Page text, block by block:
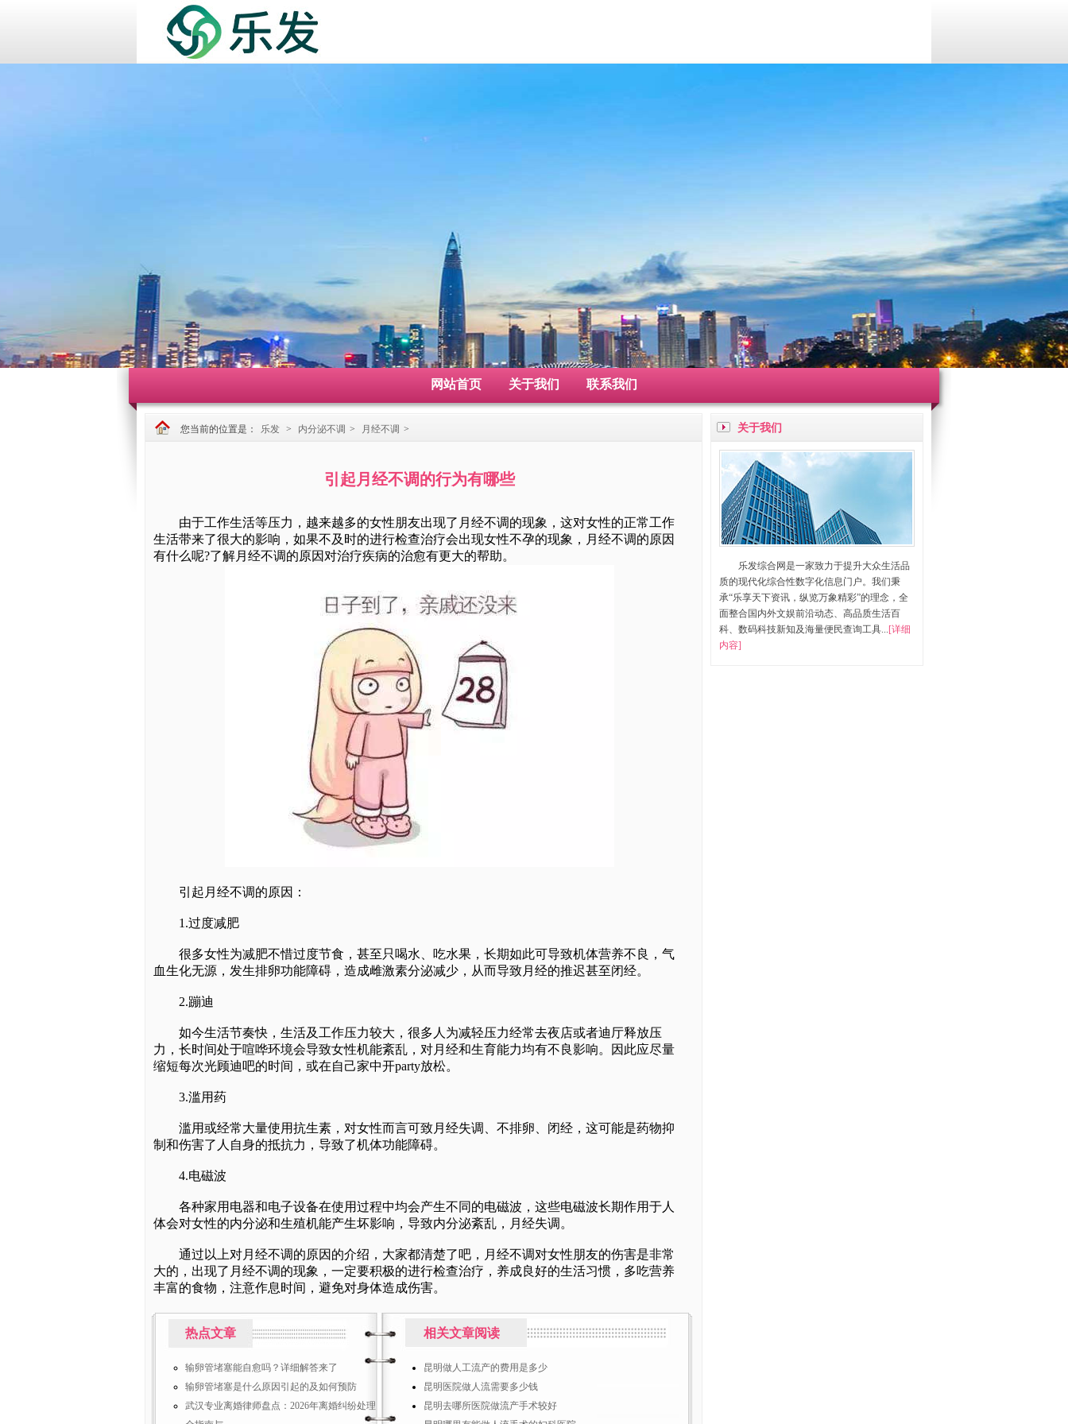
网站首页 关于我们 联系我们
您当前的位置是： 乐发 > 内分泌不调 > 月经不调 >
引起月经不调的行为有哪些
由于工作生活等压力，越来越多的女性朋友出现了月经不调的现象，这对女性的正常工作
生活带来了很大的影响，如果不及时的进行检查治疗会出现女性不孕的现象，月经不调的原因
有什么呢?了解月经不调的原因对治疗疾病的治愈有更大的帮助。
引起月经不调的原因：
1.过度减肥
很多女性为减肥不惜过度节食，甚至只喝水、吃水果，长期如此可导致机体营养不良，气
血生化无源，发生排卵功能障碍，造成雌激素分泌减少，从而导致月经的推迟甚至闭经。
2.蹦迪
如今生活节奏快，生活及工作压力较大，很多人为减轻压力经常去夜店或者迪厅释放压
力，长时间处于喧哗环境会导致女性机能紊乱，对月经和生育能力均有不良影响。因此应尽量
缩短每次光顾迪吧的时间，或在自己家中开party放松。
3.滥用药
滥用或经常大量使用抗生素，对女性而言可致月经失调、不排卵、闭经，这可能是药物抑
制和伤害了人自身的抵抗力，导致了机体功能障碍。
4.电磁波
各种家用电器和电子设备在使用过程中均会产生不同的电磁波，这些电磁波长期作用于人
体会对女性的内分泌和生殖机能产生坏影响，导致内分泌紊乱，月经失调。
通过以上对月经不调的原因的介绍，大家都清楚了吧，月经不调对女性朋友的伤害是非常
大的，出现了月经不调的现象，一定要积极的进行检查治疗，养成良好的生活习惯，多吃营养
丰富的食物，注意作息时间，避免对身体造成伤害。
热点文章
输卵管堵塞能自愈吗？详细解答来了
输卵管堵塞是什么原因引起的及如何预防
武汉专业离婚律师盘点：2026年离婚纠纷处理
相关文章阅读
昆明做人工流产的费用是多少
昆明医院做人流需要多少钱
昆明去哪所医院做流产手术较好
关于我们
乐发综合网是一家致力于提升大众生活品
质的现代化综合性数字化信息门户。我们秉
承“乐享天下资讯，纵览万象精彩”的理念，全
面整合国内外文娱前沿动态、高品质生活百
科、数码科技新知及海量便民查询工具... [详细
内容]